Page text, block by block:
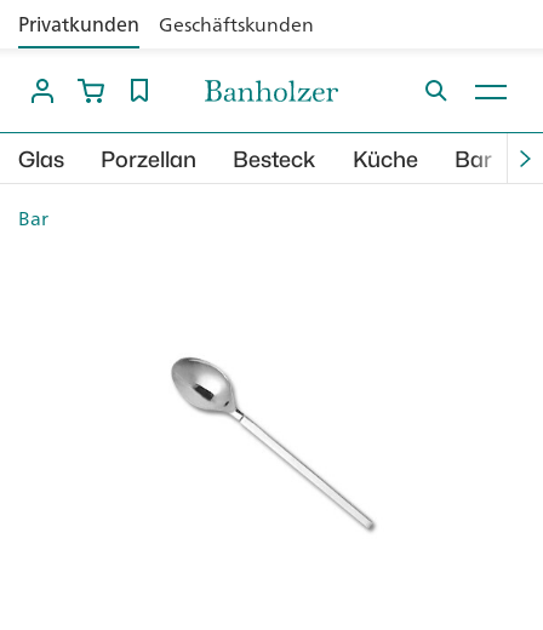
Privatkunden Geschäftskunden
Glas Porzellan Besteck Küche Bar
Bar